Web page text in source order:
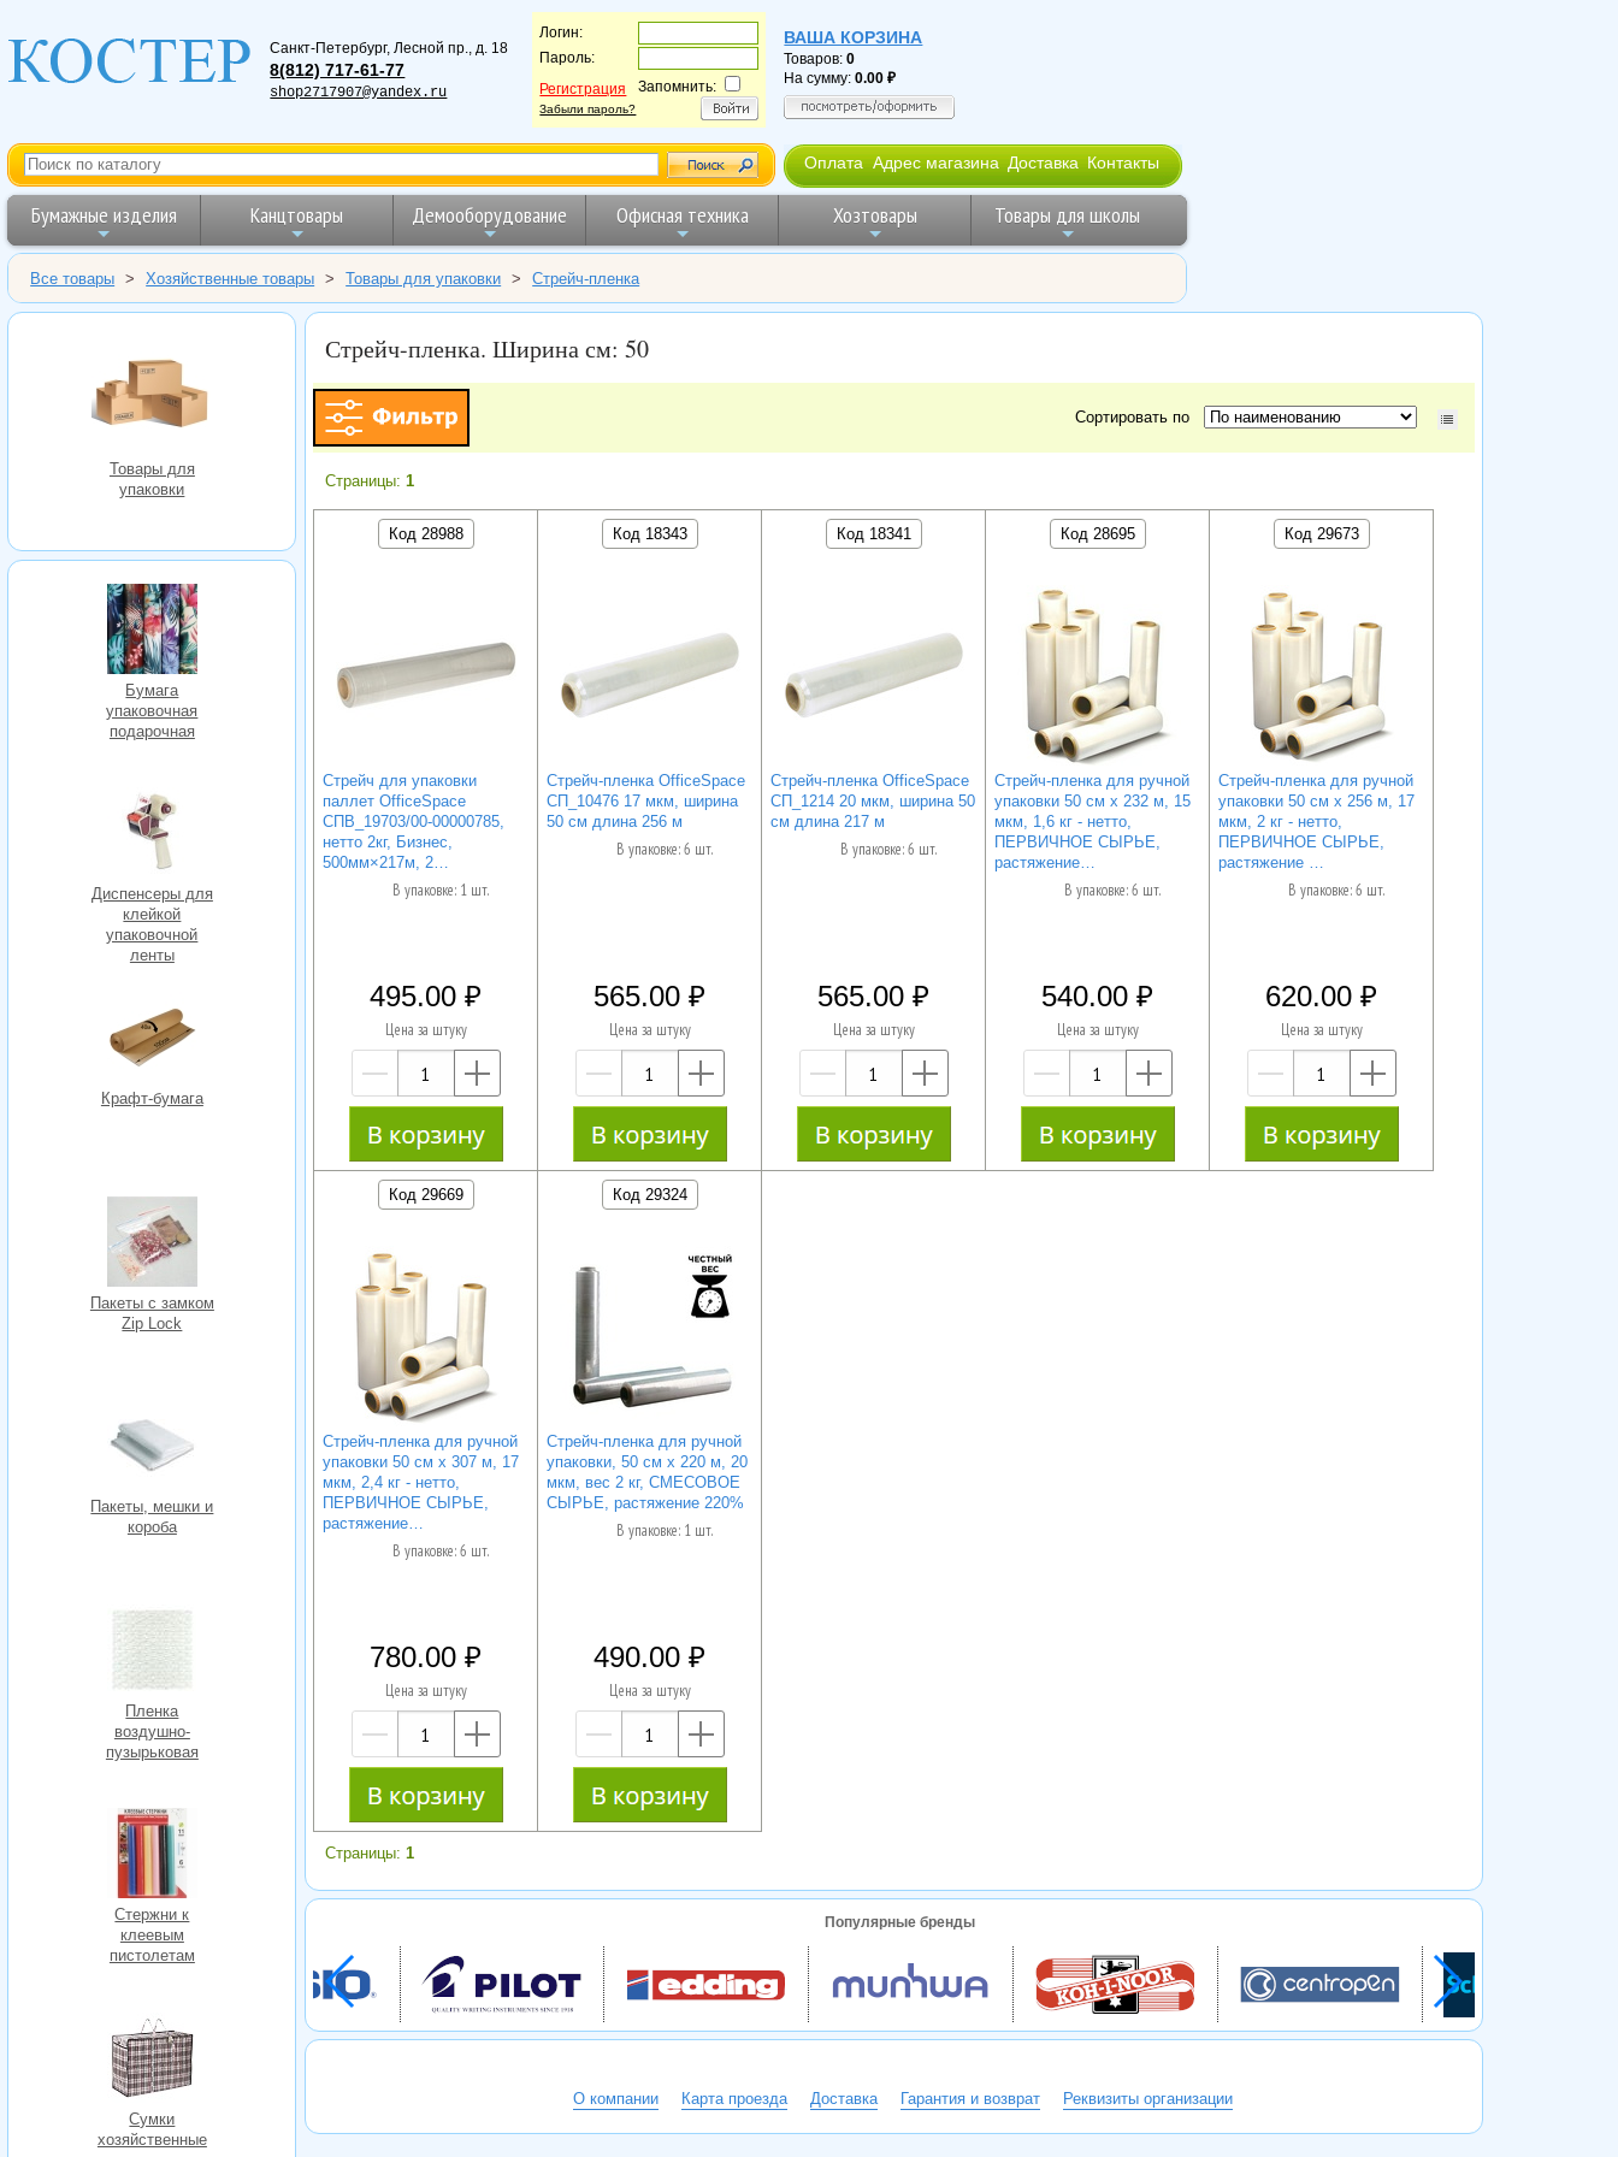
Санкт-Петербург, Лесной пр., д. 18
8(812) 717-61-77
shop2717907@yandex.ru
Логин:
Пароль:
Регистрация
Забыли пароль?
Запомнить:
ВАША КОРЗИНА
Товаров:0
На сумму:0.00
Оплата Адрес магазина Доставка Контакты
Бумажные изделия Канцтовары Демооборудование Офисная техника Хозтовары Товары для школы
Все товары > Хозяйственные товары > Товары для упаковки > Стрейч-пленка
Товары для
упаковки
Бумага
упаковочная
подарочная
Диспенсеры для
клейкой
упаковочной
ленты
Крафт-бумага
Пакеты с замком
Zip Lock
Пакеты, мешки и
короба
Пленка
воздушно-
пузырьковая
Стержни к
клеевым
пистолетам
Сумки
хозяйственные
Стрейч-пленка. Ширина см: 50
Сортировать по
Страницы:1
Код 28988
Стрейч для упаковки
паллет OfficeSpace
СПВ_19703/00-00000785,
нетто 2кг, Бизнес,
500мм×217м, 2…
В упаковке: 1 шт.
495.00
Цена за штуку
—
Код 18343
Стрейч-пленка OfficeSpace
СП_10476 17 мкм, ширина
50 см длина 256 м
В упаковке: 6 шт.
565.00
Цена за штуку
—
Код 18341
Стрейч-пленка OfficeSpace
СП_1214 20 мкм, ширина 50
см длина 217 м
В упаковке: 6 шт.
565.00
Цена за штуку
—
Код 28695
Стрейч-пленка для ручной
упаковки 50 см х 232 м, 15
мкм, 1,6 кг - нетто,
ПЕРВИЧНОЕ СЫРЬЕ,
растяжение…
В упаковке: 6 шт.
540.00
Цена за штуку
—
Код 29673
Стрейч-пленка для ручной
упаковки 50 см х 256 м, 17
мкм, 2 кг - нетто,
ПЕРВИЧНОЕ СЫРЬЕ,
растяжение …
В упаковке: 6 шт.
620.00
Цена за штуку
—
Код 29669
Стрейч-пленка для ручной
упаковки 50 см х 307 м, 17
мкм, 2,4 кг - нетто,
ПЕРВИЧНОЕ СЫРЬЕ,
растяжение…
В упаковке: 6 шт.
780.00
Цена за штуку
—
Код 29324
Стрейч-пленка для ручной
упаковки, 50 см х 220 м, 20
мкм, вес 2 кг, СМЕСОВОЕ
СЫРЬЕ, растяжение 220%
В упаковке: 1 шт.
490.00
Цена за штуку
—
Страницы:1
Популярные бренды
О компании Карта проезда Доставка Гарантия и возврат Реквизиты организации